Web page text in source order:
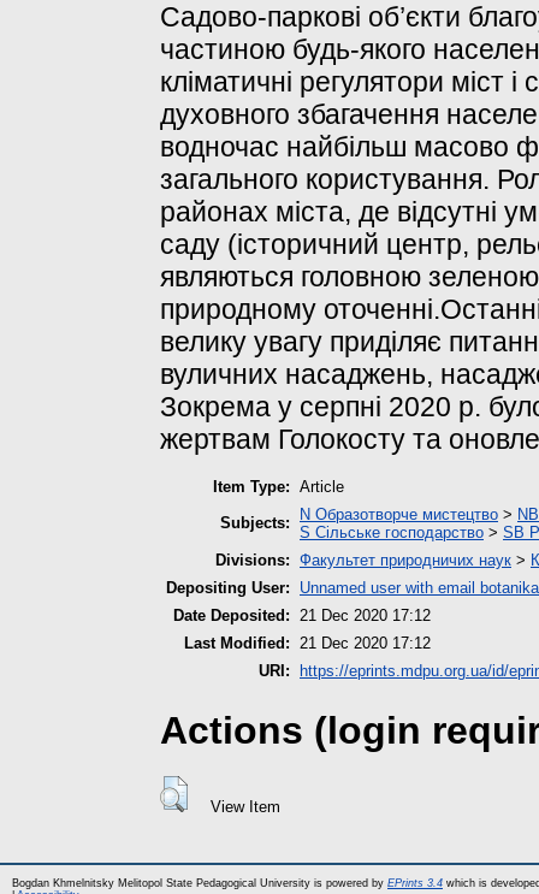
Садово-паркові об’єкти
частиною будь-якого
кліматичні регулятори міст
духовного збагачення
водночас найбільш масово
загального користування.
районах міста, де відсутні
саду (історичний центр,
являються головною
природному
велику увагу приділяє
вуличних насаджень,
Зокрема у серпні 2020 р.
жертвам Голокосту та
Item Type: Article
Subjects:
N Образотворче мистецтво >
S Сільське господарство > SB
Divisions: Факультет природничих наук >
Depositing User:
Unnamed user with email
Date Deposited: 21 Dec 2020 17:12
Last Modified: 21 Dec 2020 17:12
URI:
https://eprints.mdpu.org.ua/id/
Actions (login
View Item
Bogdan Khmelnitsky Melitopol State Pedagogical University is powered by EPrints 3.4 which is